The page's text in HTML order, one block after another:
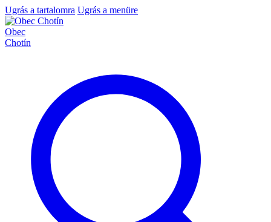
Ugrás a tartalomra Ugrás a menüre
Obec
Chotín